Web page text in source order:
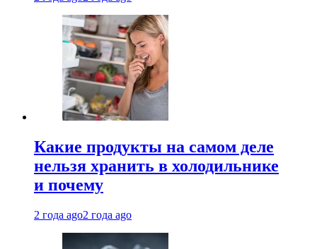
Какие продукты на самом деле
нельзя хранить в холодильнике
и почему
2 года ago2 года ago